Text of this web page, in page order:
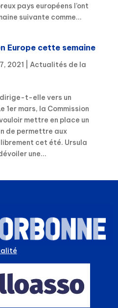
pays européens l’ont
suivante comme...
Europe cette semaine
2021
Actualités de la
dirige-t-elle vers un
1er mars, la Commission
mettre en place un
de permettre aux
cet été. Ursula
une...